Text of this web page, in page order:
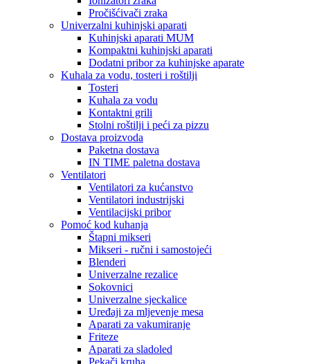
Pročišćivači zraka
Univerzalni kuhinjski aparati
Kuhinjski aparati MUM
Kompaktni kuhinjski aparati
Dodatni pribor za kuhinjske aparate
Kuhala za vodu, tosteri i roštilji
Tosteri
Kuhala za vodu
Kontaktni grili
Stolni roštilji i peći za pizzu
Dostava proizvoda
Paketna dostava
IN TIME paletna dostava
Ventilatori
Ventilatori za kućanstvo
Ventilatori industrijski
Ventilacijski pribor
Pomoć kod kuhanja
Štapni mikseri
Mikseri - ručni i samostojeći
Blenderi
Univerzalne rezalice
Sokovnici
Univerzalne sjeckalice
Uređaji za mljevenje mesa
Aparati za vakumiranje
Friteze
Aparati za sladoled
Pekači kruha